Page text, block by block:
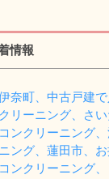
情報
奈町、中古戸建
リーニング、さ
ンクリーニング
ング、蓮田市、
ンクリーニング